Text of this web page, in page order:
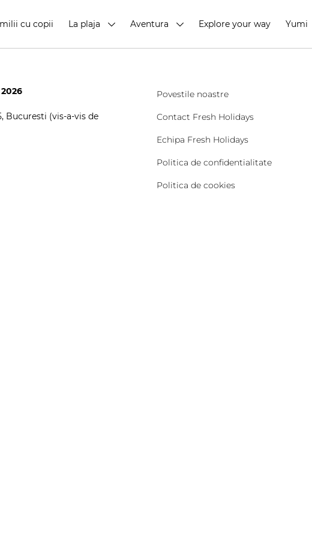
cu copii La plaja Aventura Explore your way Yumi
2026
Bucuresti (vis-a-vis de
Povestile noastre
Contact Fresh Holidays
Echipa Fresh Holidays
Politica de confidentialitate
Politica de cookies